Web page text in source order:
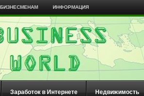
ИНФОРМАЦИЯ
Заработок в Интернете Недвижимость